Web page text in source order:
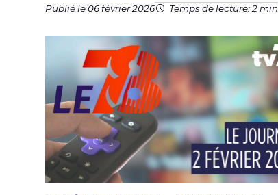
Publié le 06 février 2026 Temps de lecture: 2 min